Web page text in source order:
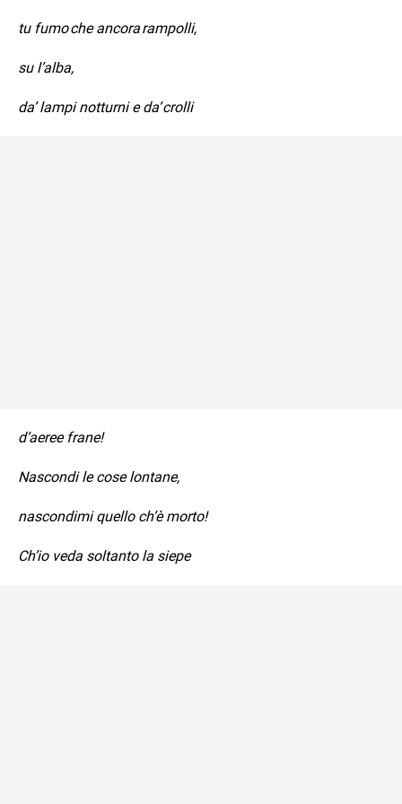
tu fumo che ancora rampolli,
su l’alba,
da’ lampi notturni e da’ crolli
d’aeree frane!
Nascondi le cose lontane,
nascondimi quello ch’è morto!
Ch’io veda soltanto la siepe